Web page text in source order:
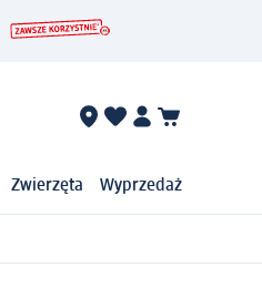
Zwierzęta Wyprzedaż